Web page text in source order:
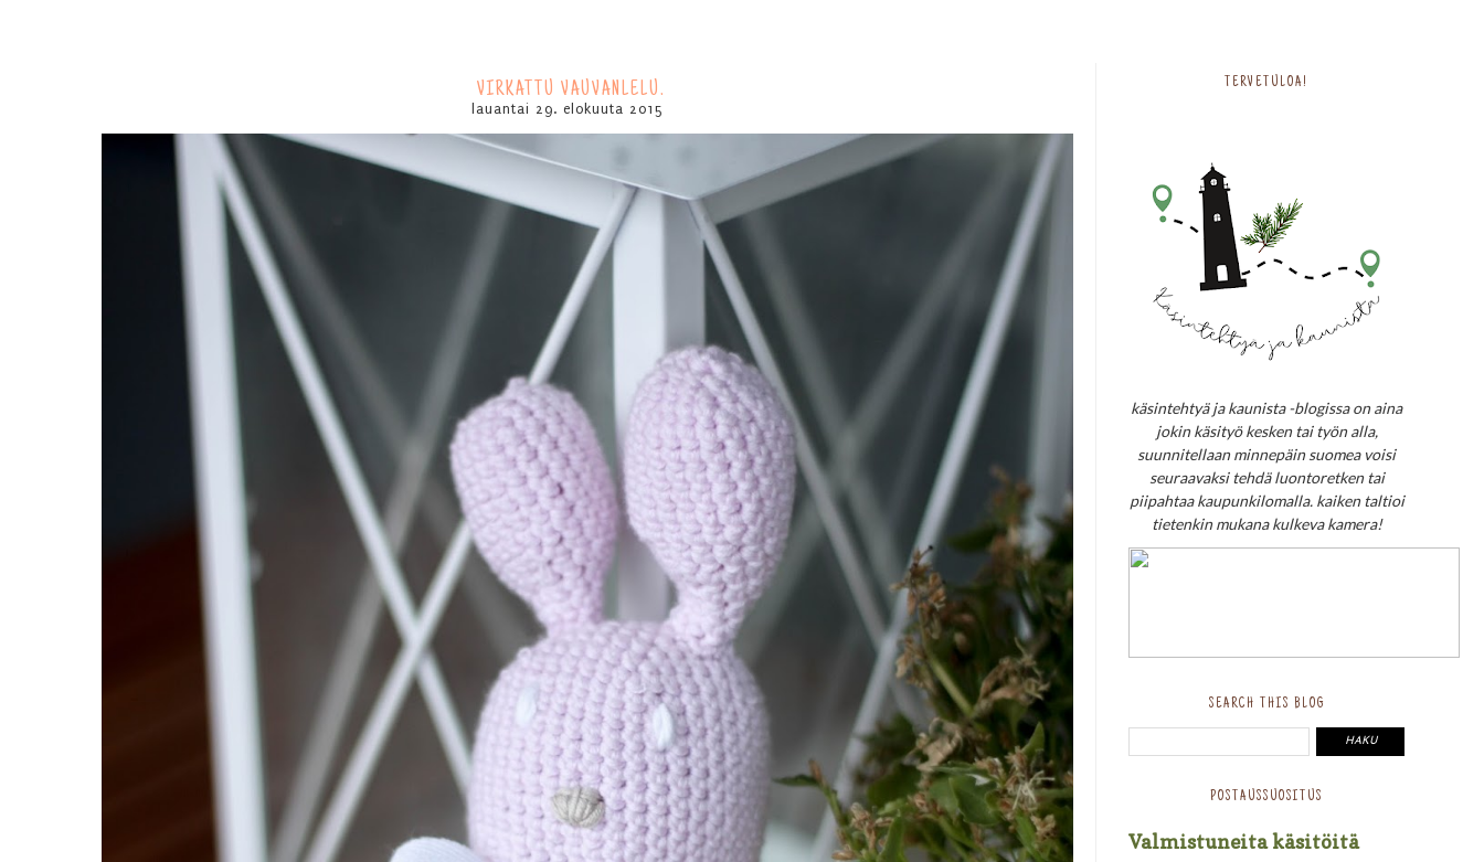
VIRKATTU VAUVANLELU.
lauantai 29. elokuuta 2015
TERVETULOA!
käsintehtyä ja kaunista -blogissa on aina
jokin käsityö kesken tai työn alla,
suunnitellaan minnepäin suomea voisi
seuraavaksi tehdä luontoretken tai
piipahtaa kaupunkilomalla. kaiken taltioi
tietenkin mukana kulkeva kamera!
SEARCH THIS BLOG
POSTAUSSUOSITUS
Valmistuneita käsitöitä